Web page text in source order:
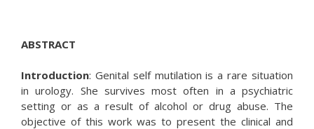
ABSTRACT
Introduction: Genital self mutilation is a rare situation
in urology. She survives most often in a psychiatric
setting or as a result of alcohol or drug abuse. The
objective of this work was to present the clinical and